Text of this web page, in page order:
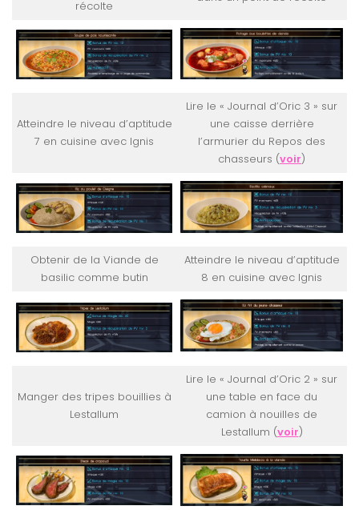
récolte
Atteindre le niveau d’aptitude
7 en cuisine avec Ignis
Lire le « Journal d’Oric 3 » sur
une caisse derrière
l’armurier du Repos des
chasseurs (voir)
Obtenir de la Viande de
basilic comme butin
Atteindre le niveau d’aptitude
8 en cuisine avec Ignis
Manger des tripes bouillies à
Lestallum
Lire le « Journal d’Oric 2 » sur
une table en face du
camion à nouilles de
Lestallum (voir)